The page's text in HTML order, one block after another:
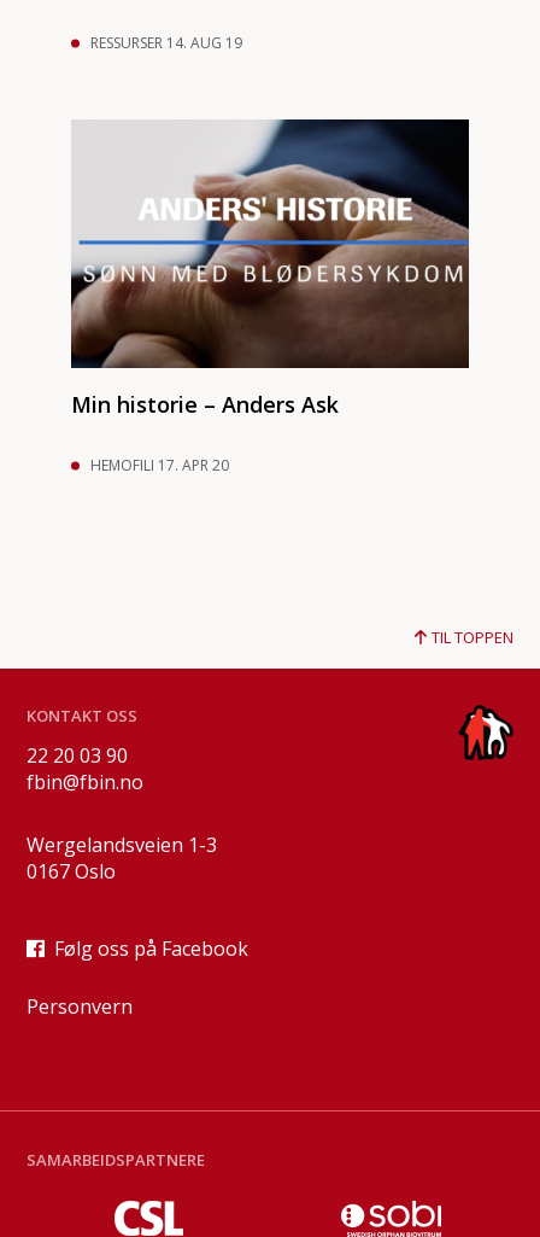
RESSURSER 14. AUG 19
Min historie – Anders Ask
HEMOFILI 17. APR 20
TIL TOPPEN
KONTAKT OSS
22 20 03 90
fbin@fbin.no
Wergelandsveien 1-3
0167 Oslo
Følg oss på Facebook
Personvern
SAMARBEIDSPARTNERE